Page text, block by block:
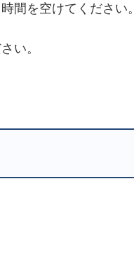
間を空けてください。
い。